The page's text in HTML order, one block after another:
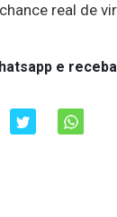
real de
e